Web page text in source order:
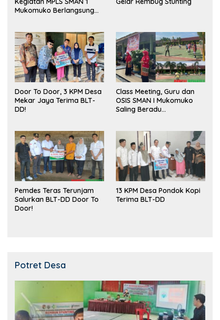
Mukomuko Berlangsung
Door To Door, 3 KPM Desa
Mekar Jaya Terima BLT-
DD!
Class Meeting, Guru dan
OSIS SMAN I Mukomuko
Saling Beradu
Pemdes Teras Terunjam
Salurkan BLT-DD Door To
Door!
13 KPM Desa Pondok Kopi
Terima BLT-DD
Potret Desa